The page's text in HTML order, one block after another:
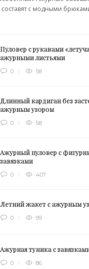
с модными
Пуловер с рукавами
ажурными листьями
0 58
Длинный кардиган без
ажурным узором
0 58
Ажурный пуловер с
завязками
0 407
Летний жакет с ажурным
0 99
Ажурная туника с
0 86